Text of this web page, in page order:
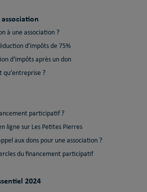
à une association ?
d'impôts de 75%
d'impôts après un don
qu’entreprise ?
participatif ?
ligne sur Les Petites Pierres
aux dons pour une association ?
du financement participatif
2024